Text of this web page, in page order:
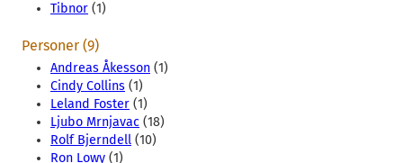
Tibnor (1)
Personer (9)
Andreas Åkesson (1)
Cindy Collins (1)
Leland Foster (1)
Ljubo Mrnjavac (18)
Rolf Bjerndell (10)
Ron Lowy (1)